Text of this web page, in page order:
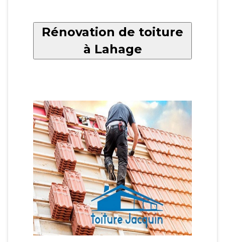
Rénovation de toiture
à Lahage